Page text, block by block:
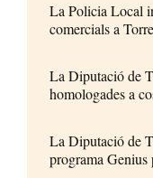
La Policia Local
comercials a
La Diputació de
homologades a
La Diputació de
programa Genius